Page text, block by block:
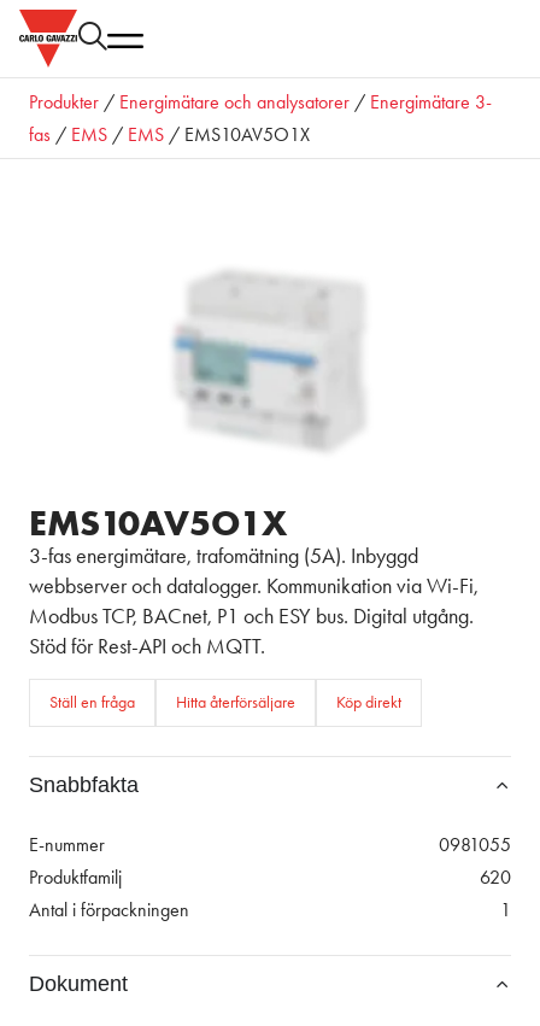
Produkter / Energimätare och analysatorer / Energimätare 3-
fas / EMS / EMS / EMS10AV5O1X
EMS10AV5O1X
3-fas energimätare, trafomätning (5A). Inbyggd
webbserver och datalogger. Kommunikation via Wi-Fi,
Modbus TCP, BACnet, P1 och ESY bus. Digital utgång.
Stöd för Rest-API och MQTT.
Ställ en fråga Hitta återförsäljare Köp direkt
Snabbfakta
E-nummer
0981055
Produktfamilj
620
Antal i förpackningen
1
Dokument